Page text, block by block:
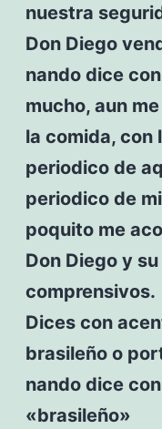
nuestra
Don Diego
nando dice
mucho, aun
la comida, con
periodico de
periodico de
poquito me
Don Diego y
comprensivos.
Dices con
brasileño o
nando dice
«brasileño»